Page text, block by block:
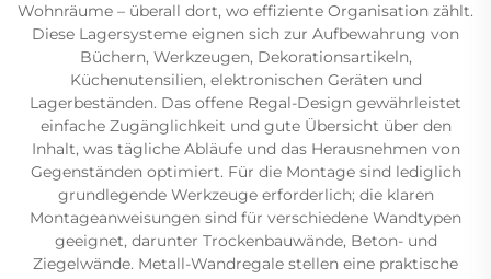
Wohnräume – überall dort, wo effiziente Organisation zählt.
Diese Lagersysteme eignen sich zur Aufbewahrung von
Büchern, Werkzeugen, Dekorationsartikeln,
Küchenutensilien, elektronischen Geräten und
Lagerbeständen. Das offene Regal-Design gewährleistet
einfache Zugänglichkeit und gute Übersicht über den
Inhalt, was tägliche Abläufe und das Herausnehmen von
Gegenständen optimiert. Für die Montage sind lediglich
grundlegende Werkzeuge erforderlich; die klaren
Montageanweisungen sind für verschiedene Wandtypen
geeignet, darunter Trockenbauwände, Beton- und
Ziegelwände. Metall-Wandregale stellen eine praktische